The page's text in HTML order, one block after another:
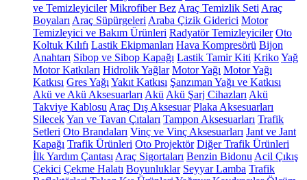
ve Temizleyiciler Mikrofiber Bez Araç Temizlik Seti Araç
Boyaları Araç Süpürgeleri Araba Çizik Giderici Motor
Temizleyici ve Bakım Ürünleri Radyatör Temizleyiciler Oto
Koltuk Kılıfı Lastik Ekipmanları Hava Kompresörü Bijon
Anahtarı Sibop ve Sibop Kapağı Lastik Tamir Kiti KrikoYağ
Motor Katkıları Hidrolik Yağlar Motor Yağı Motor Yağı
Katkısı Gres Yağı Yakıt Katkısı Şanzıman Yağı ve Katkısı
Akü ve Akü Aksesuarları Akü Akü Şarj Cihazları Akü
Takviye Kablosu Araç Dış Aksesuar Plaka Aksesuarları
SilecekYan ve Tavan Çıtaları Tampon Aksesuarları Trafik
Setleri Oto Brandaları Vinç ve Vinç Aksesuarları Jant ve Jant
Kapağı Trafik Ürünleri Oto Projektör Diğer Trafik Ürünleri
İlk Yardım Çantası Araç Sigortaları Benzin Bidonu Acil Çıkış
Çekici Çekme Halatı Boyunluklar Seyyar Lamba Trafik